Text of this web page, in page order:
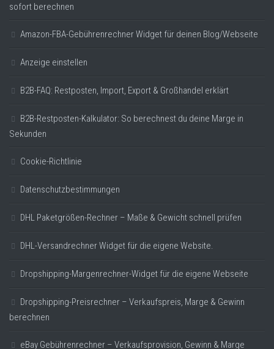
sofort berechnen
Amazon-FBA-Gebührenrechner Widget für deinen Blog/Webseite
Anzeige einstellen
B2B-FAQ: Restposten, Import, Export & Großhandel erklärt
B2B-Restposten-Kalkulator: So berechnest du deine Marge in
Sekunden
Cookie-Richtlinie
Datenschutzbestimmungen
DHL Paketgrößen-Rechner – Maße & Gewicht schnell prüfen
DHL-Versandrechner Widget für die eigene Website.
Dropshipping-Margenrechner-Widget für die eigene Webseite
Dropshipping-Preisrechner – Verkaufspreis, Marge & Gewinn
berechnen
eBay Gebührenrechner – Verkaufsprovision, Gewinn & Marge